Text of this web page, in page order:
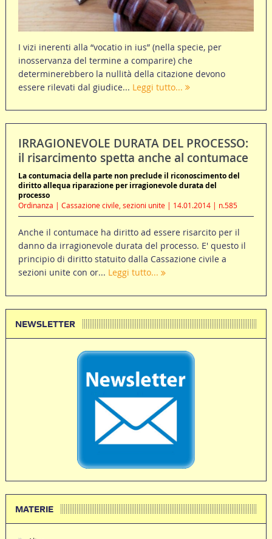
I vizi inerenti alla “vocatio in ius” (nella specie, per
inosservanza del termine a comparire) che
determinerebbero la nullità della citazione devono
essere rilevati dal giudice... Leggi tutto...
IRRAGIONEVOLE DURATA DEL PROCESSO:
il risarcimento spetta anche al contumace
La contumacia della parte non preclude il riconoscimento del
diritto allequa riparazione per irragionevole durata del
processo
Ordinanza | Cassazione civile, sezioni unite | 14.01.2014 | n.585
Anche il contumace ha diritto ad essere risarcito per il
danno da irragionevole durata del processo. E' questo il
principio di diritto statuito dalla Cassazione civile a
sezioni unite con or... Leggi tutto...
NEWSLETTER
MATERIE